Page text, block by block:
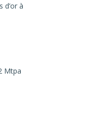
d’or à
Mtpa